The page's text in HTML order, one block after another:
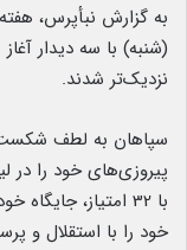
به گزارش نبأپرس،
(شنبه) با سه دیدار
نزدیک‌تر شدند.
با 32 امتیاز،